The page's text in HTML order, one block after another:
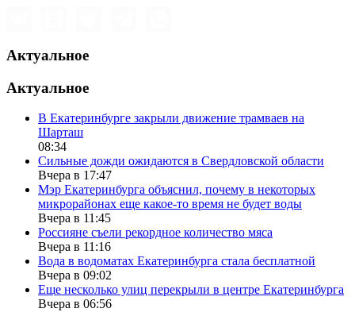
Актуальное
Актуальное
В Екатеринбурге закрыли движение трамваев на
Шарташ
08:34
Сильные дожди ожидаются в Свердловской области
Вчера в 17:47
Мэр Екатеринбурга объяснил, почему в некоторых
микрорайонах еще какое-то время не будет воды
Вчера в 11:45
Россияне съели рекордное количество мяса
Вчера в 11:16
Вода в водоматах Екатеринбурга стала бесплатной
Вчера в 09:02
Еще несколько улиц перекрыли в центре Екатеринбурга
Вчера в 06:56